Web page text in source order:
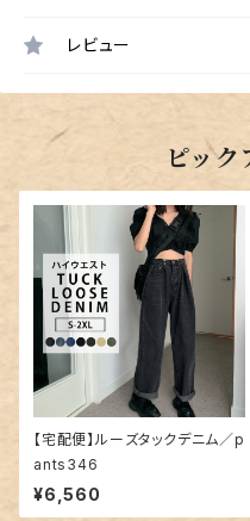
レビュー
ピック
【宅配便】ルーズタックデニム／p
ants346
¥6,560